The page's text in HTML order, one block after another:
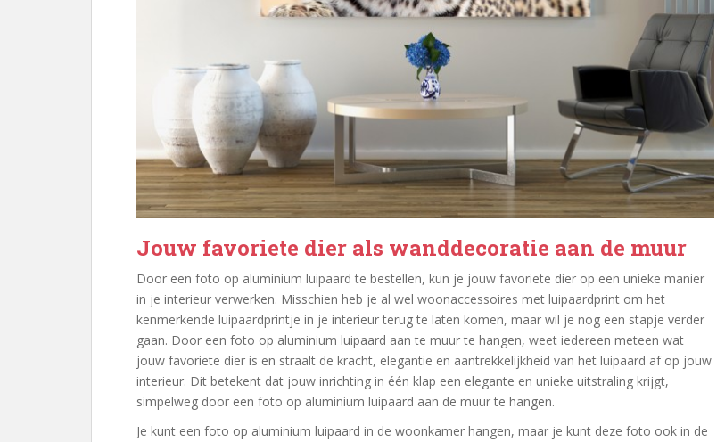
Jouw favoriete dier als wanddecoratie aan de muur
Door een foto op aluminium luipaard te bestellen, kun je jouw favoriete dier op een unieke manier
in je interieur verwerken. Misschien heb je al wel woonaccessoires met luipaardprint om het
kenmerkende luipaardprintje in je interieur terug te laten komen, maar wil je nog een stapje verder
gaan. Door een foto op aluminium luipaard aan te muur te hangen, weet iedereen meteen wat
jouw favoriete dier is en straalt de kracht, elegantie en aantrekkelijkheid van het luipaard af op jouw
interieur. Dit betekent dat jouw inrichting in één klap een elegante en unieke uitstraling krijgt,
simpelweg door een foto op aluminium luipaard aan de muur te hangen.
Je kunt een foto op aluminium luipaard in de woonkamer hangen, maar je kunt deze foto ook in de